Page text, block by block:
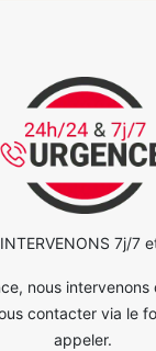
7j/7
nous intervenons
contacter via le
appeler.